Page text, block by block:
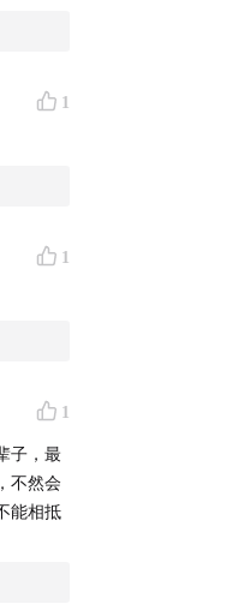
1
1
1
子，最
不然会
能相抵